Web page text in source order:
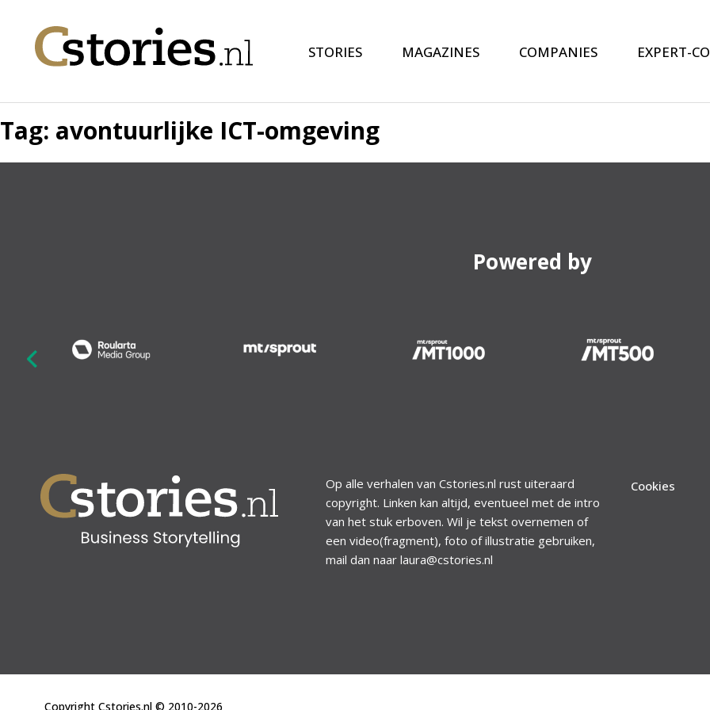
STORIES MAGAZINES COMPANIES EXPERT-
Tag: avontuurlijke ICT-omgeving
Powered by
Op alle verhalen van Cstories.nl rust uiteraard
copyright. Linken kan altijd, eventueel met de intro
van het stuk erboven. Wil je tekst overnemen of
een video(fragment), foto of illustratie gebruiken,
mail dan naar laura@cstories.nl
Cookies
Copyright Cstories.nl © 2010-2026